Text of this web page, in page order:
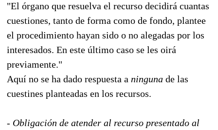
"El órgano que resuelva el recurso decidirá cuantas
cuestiones, tanto de forma como de fondo, plantee
el procedimiento hayan sido o no alegadas por los
interesados. En este último caso se les oirá
previamente."
Aquí no se ha dado respuesta a ninguna de las
cuestines planteadas en los recursos.
- Obligación de atender al recurso presentado al